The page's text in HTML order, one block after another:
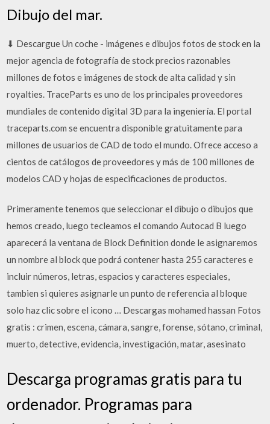
Dibujo del mar.
⬇ Descargue Un coche - imágenes e dibujos fotos de stock en la
mejor agencia de fotografía de stock precios razonables
millones de fotos e imágenes de stock de alta calidad y sin
royalties. TraceParts es uno de los principales proveedores
mundiales de contenido digital 3D para la ingeniería. El portal
traceparts.com se encuentra disponible gratuitamente para
millones de usuarios de CAD de todo el mundo. Ofrece acceso a
cientos de catálogos de proveedores y más de 100 millones de
modelos CAD y hojas de especificaciones de productos.
Primeramente tenemos que seleccionar el dibujo o dibujos que
hemos creado, luego tecleamos el comando Autocad B luego
aparecerá la ventana de Block Definition donde le asignaremos
un nombre al block que podrá contener hasta 255 caracteres e
incluir números, letras, espacios y caracteres especiales,
tambien si quieres asignarle un punto de referencia al bloque
solo haz clic sobre el icono … Descargas mohamed hassan Fotos
gratis : crimen, escena, cámara, sangre, forense, sótano, criminal,
muerto, detective, evidencia, investigación, matar, asesinato
Descarga programas gratis para tu
ordenador. Programas para